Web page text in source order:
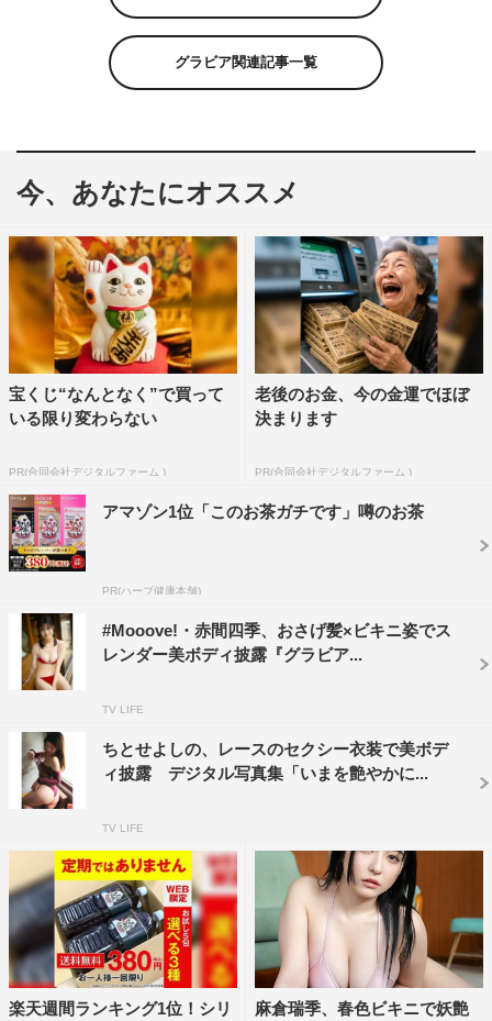
グラビア関連記事一覧
今、あなたにオススメ
宝くじ“なんとなく”で買って
いる限り変わらない
PR(合同会社デジタルファーム )
老後のお金、今の金運でほぼ
決まります
PR(合同会社デジタルファーム )
アマゾン1位「このお茶ガチです」噂のお茶
PR(ハーブ健康本舗)
#Mooove!・赤間四季、おさげ髪×ビキニ姿でス
レンダー美ボディ披露『グラビア...
TV LIFE
ちとせよしの、レースのセクシー衣装で美ボデ
ィ披露 デジタル写真集「いまを艶やかに...
TV LIFE
楽天週間ランキング1位！シリ
麻倉瑞季、春色ビキニで妖艶